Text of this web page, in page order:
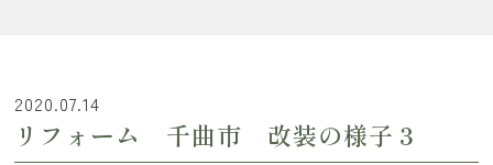
2020.07.14
リフォーム 千曲市 改装の様子３